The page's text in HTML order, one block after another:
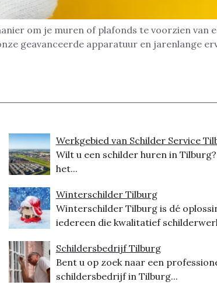
om je muren of plafonds te voorzien van
geavanceerde apparatuur en jarenlange
Werkgebied van Schilder Service
Wilt u een schilder huren in Tilburg?
het...
Winterschilder Tilburg
Winterschilder Tilburg is dé
iedereen die kwalitatief
Schildersbedrijf Tilburg
Bent u op zoek naar een
schildersbedrijf in Tilburg...